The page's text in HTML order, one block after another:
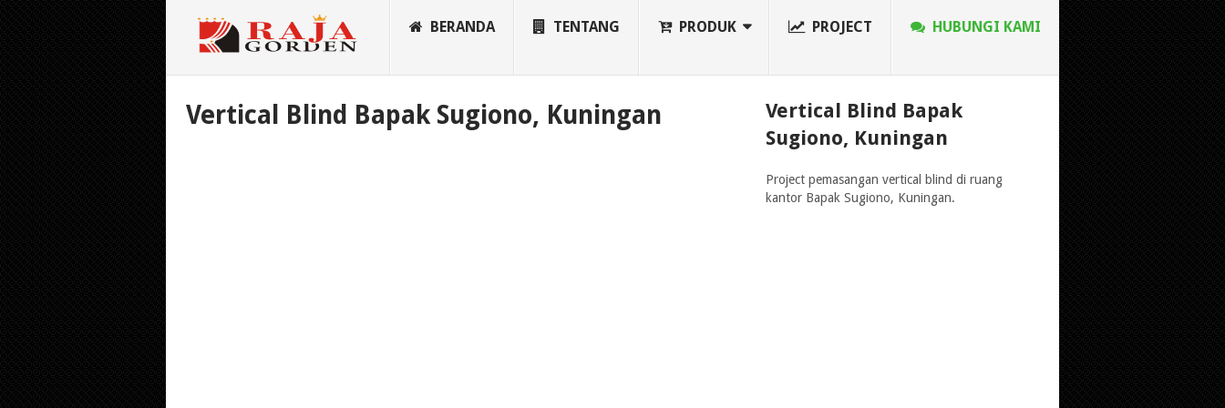
BERANDA TENTANG PRODUK PROJECT HUBUNGI KAMI
Vertical Blind Bapak Sugiono, Kuningan
Vertical Blind Bapak
Sugiono, Kuningan
Project pemasangan vertical blind di ruang
kantor Bapak Sugiono, Kuningan.